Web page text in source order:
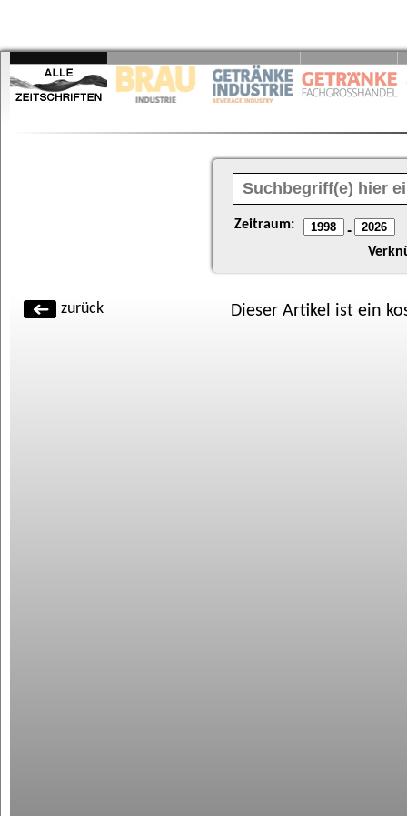
Zeitraum: -
zurück Dieser Artikel ist ein